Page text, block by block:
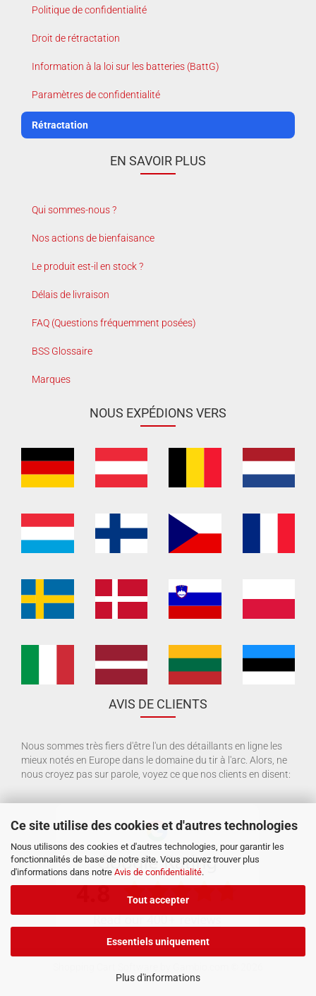
Ce site utilise des cookies et d'autres technologies
Nous utilisons des cookies et d'autres technologies, pour garantir les
fonctionnalités de base de notre site. Vous pouvez trouver plus
d'informations dans notre Avis de confidentialité.
Tout accepter
Essentiels uniquement
Plus d'informations
Politique de confidentialité
Droit de rétractation
Information à la loi sur les batteries (BattG)
Paramètres de confidentialité
Rétractation
EN SAVOIR PLUS
Qui sommes-nous ?
Nos actions de bienfaisance
Le produit est-il en stock ?
Délais de livraison
FAQ (Questions fréquemment posées)
BSS Glossaire
Marques
NOUS EXPÉDIONS VERS
AVIS DE CLIENTS
Nous sommes très fiers d'être l'un des détaillants en ligne les
mieux notés en Europe dans le domaine du tir à l'arc. Alors, ne
nous croyez pas sur parole, voyez ce que nos clients en disent: